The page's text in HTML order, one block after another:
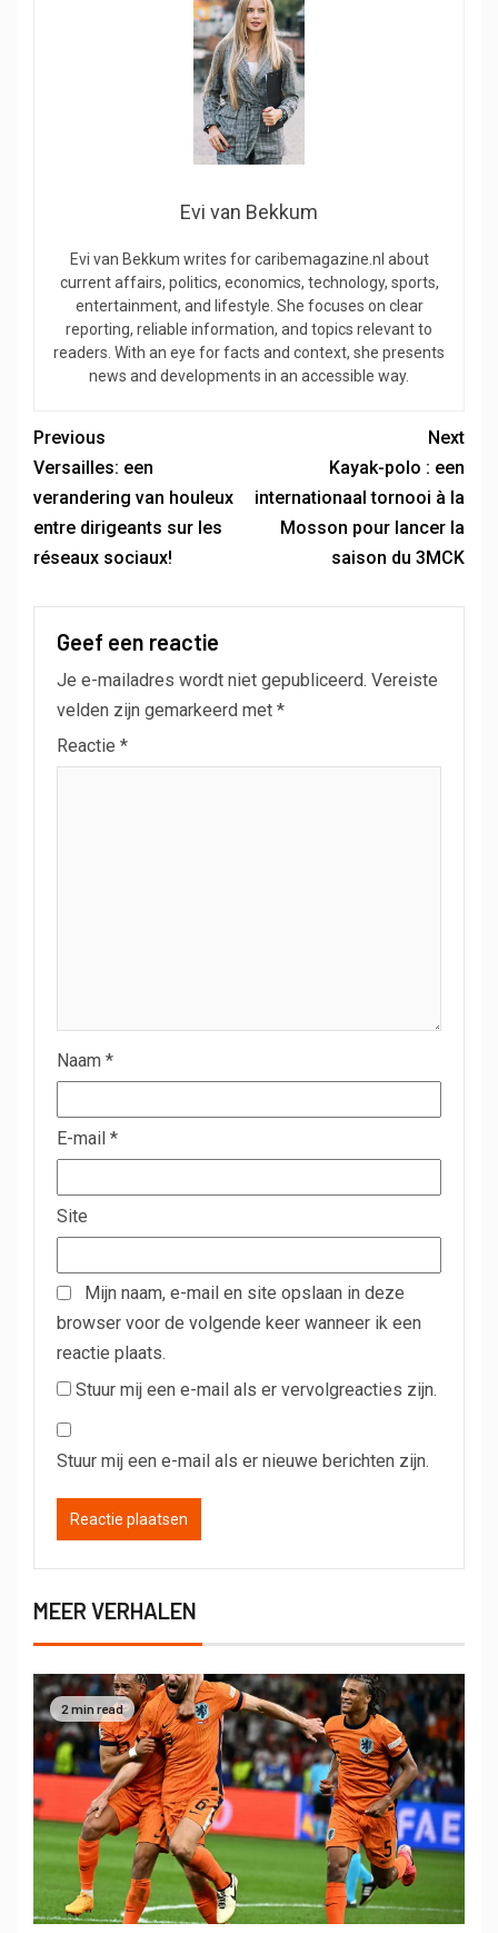
Evi van Bekkum
Evi van Bekkum writes for caribemagazine.nl about
current affairs, politics, economics, technology, sports,
entertainment, and lifestyle. She focuses on clear
reporting, reliable information, and topics relevant to
readers. With an eye for facts and context, she presents
news and developments in an accessible way.
Previous
Versailles: een
verandering van houleux
entre dirigeants sur les
réseaux sociaux!
Next
Kayak-polo : een
internationaal tornooi à la
Mosson pour lancer la
saison du 3MCK
Geef een reactie
Je e-mailadres wordt niet gepubliceerd. Vereiste
velden zijn gemarkeerd met *
Reactie *
Naam *
E-mail *
Site
Mijn naam, e-mail en site opslaan in deze
browser voor de volgende keer wanneer ik een
reactie plaats.
Stuur mij een e-mail als er vervolgreacties zijn.
Stuur mij een e-mail als er nieuwe berichten zijn.
MEER VERHALEN
2 min read